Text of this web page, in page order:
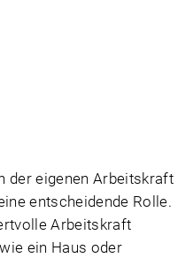
der eigenen Arbeitskraft
entscheidende Rolle.
Arbeitskraft
ein Haus oder